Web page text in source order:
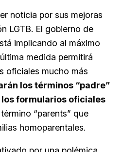
noticia por sus mejoras
LGTB. El gobierno de
implicando al máximo
medida permitirá
oficiales mucho más
los términos “padre”
los formularios oficiales
“parents” que
homoparentales.